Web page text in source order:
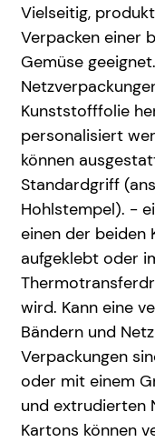
Vielseitig,
Verpacken einer
Gemüse
Kunststofffolie
personalisiert
können
Standardgriff
Hohlstempel). -
einen der beiden
aufgeklebt oder
wird. Kann eine
Bändern und
Verpackungen
oder mit einem
und extrudierten
Kartons können